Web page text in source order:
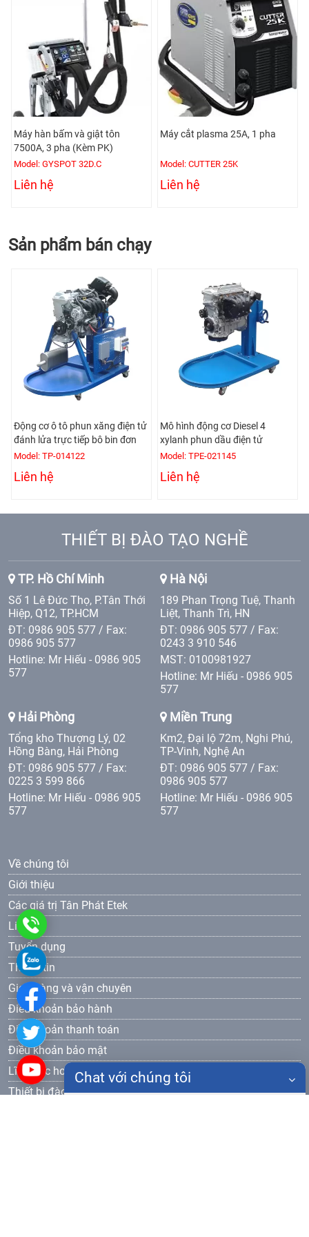
Máy hàn bấm và giật tôn
7500A, 3 pha (Kèm PK)
Model: GYSPOT 32D.C
Liên hệ
Máy cắt plasma 25A, 1 pha
Model: CUTTER 25K
Liên hệ
Sản phẩm bán chạy
Động cơ ô tô phun xăng điện tử
đánh lửa trực tiếp bô bin đơn
Model: TP-014122
Liên hệ
Mô hình động cơ Diesel 4
xylanh phun dầu điện tử
Model: TPE-021145
Liên hệ
THIẾT BỊ ĐÀO TẠO NGHỀ
TP. Hồ Chí Minh
Số 1 Lê Đức Thọ, P.Tân Thới
Hiệp, Q12, TP.HCM
ĐT: 0986 905 577 / Fax:
0986 905 577
Hotline: Mr Hiếu - 0986 905
577
Hà Nội
189 Phan Trọng Tuệ, Thanh
Liệt, Thanh Trì, HN
ĐT: 0986 905 577 / Fax:
0243 3 910 546
MST: 0100981927
Hotline: Mr Hiếu - 0986 905
577
Hải Phòng
Tổng kho Thượng Lý, 02
Hồng Bàng, Hải Phòng
ĐT: 0986 905 577 / Fax:
0225 3 599 866
Hotline: Mr Hiếu - 0986 905
577
Miền Trung
Km2, Đại lộ 72m, Nghi Phú,
TP-Vinh, Nghệ An
ĐT: 0986 905 577 / Fax:
0986 905 577
Hotline: Mr Hiếu - 0986 905
577
Về chúng tôi
Giới thiệu
Các giá trị Tân Phát Etek
Liên hệ
Tuyển dụng
Thông tin
Giao hàng và vận chuyên
Điều khoản bảo hành
Điều khoản thanh toán
Điều khoản bảo mật
Lĩnh vực hoạt động
Thiết bị đào tạo dạy nghề
905
577
0986
905
577
Chat với chúng tôi